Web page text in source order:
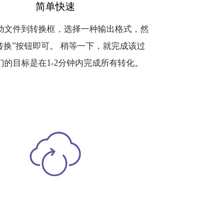
简单快速
文件到转换框，选择一种输出格式，然
换”按钮即可。 稍等一下，就完成该过
的目标是在1-2分钟内完成所有转化。